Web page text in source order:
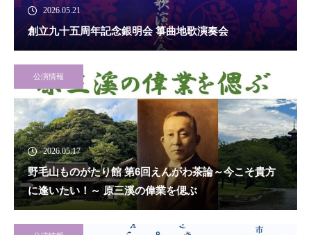
2026.05.21
創立九十五周年記念銀明会 箏曲地歌演奏会
公演情報
2026.05.17
野毛山ものがたり館 第6回えんがわ茶論～今こそ貴方
に逢いたい！～ 原三溪の偉業を偲ぶ